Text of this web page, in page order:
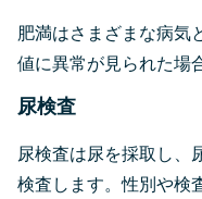
肥満はさまざまな病気
値に異常が見られた場
尿検査
尿検査は尿を採取し、
検査します。性別や検